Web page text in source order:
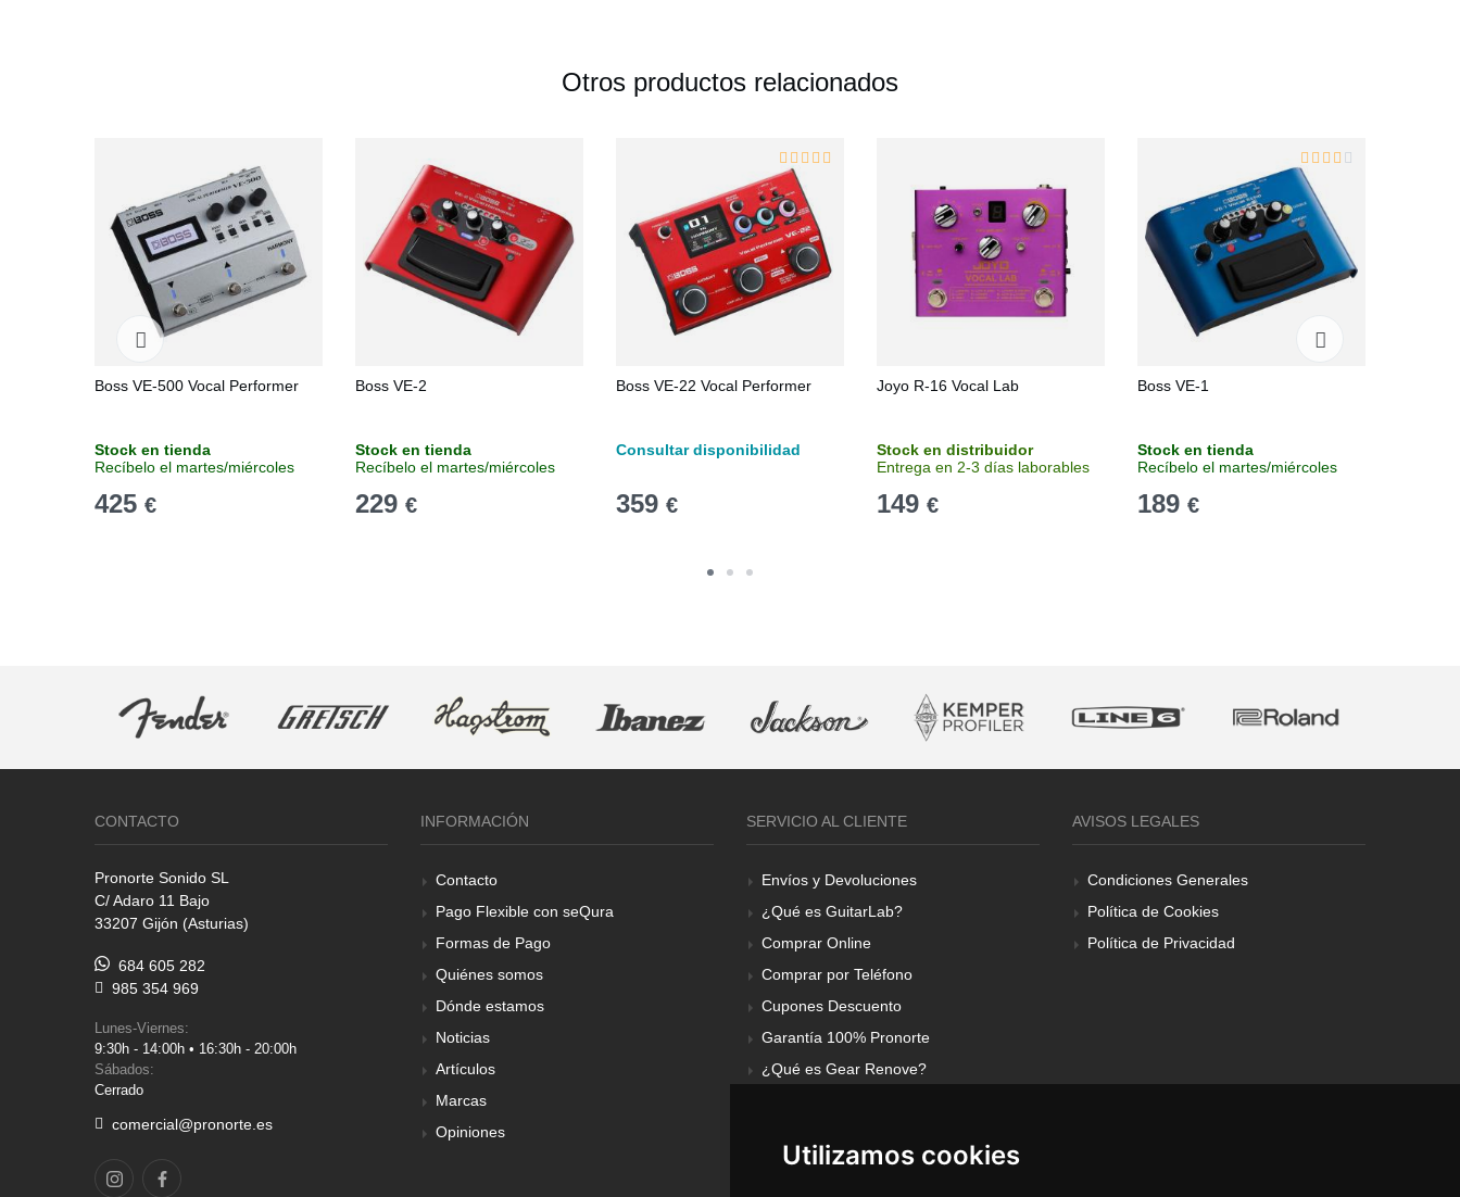
Utilizamos cookies
Otros productos relacionados
Boss VE-500 Vocal Performer
Stock en tienda
Recíbelo el martes/miércoles
425 €
Boss VE-2
Stock en tienda
Recíbelo el martes/miércoles
229 €
Boss VE-22 Vocal Performer
Consultar disponibilidad
359 €
Joyo R-16 Vocal Lab
Stock en distribuidor
Entrega en 2-3 días laborables
149 €
Boss VE-1
Stock en tienda
Recíbelo el martes/miércoles
189 €
CONTACTO
Pronorte Sonido SL
C/ Adaro 11 Bajo
33207 Gijón (Asturias)
684 605 282
985 354 969
Lunes-Viernes:
9:30h - 14:00h • 16:30h - 20:00h
Sábados:
Cerrado
comercial@pronorte.es
INFORMACIÓN
Contacto
Pago Flexible con seQura
Formas de Pago
Quiénes somos
Dónde estamos
Noticias
Artículos
Marcas
Opiniones
SERVICIO AL CLIENTE
Envíos y Devoluciones
¿Qué es GuitarLab?
Comprar Online
Comprar por Teléfono
Cupones Descuento
Garantía 100% Pronorte
¿Qué es Gear Renove?
AVISOS LEGALES
Condiciones Generales
Política de Cookies
Política de Privacidad